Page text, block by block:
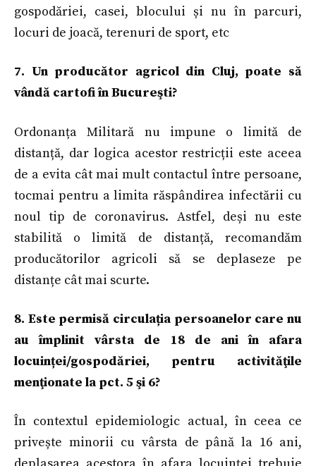
gospodăriei, casei, blocului și nu în parcuri,
locuri de joacă, terenuri de sport, etc
7. Un producător agricol din Cluj, poate să
vândă cartofi în Bucureşti?
Ordonanța Militară nu impune o limită de
distanță, dar logica acestor restricții este aceea
de a evita cât mai mult contactul între persoane,
tocmai pentru a limita răspândirea infectării cu
noul tip de coronavirus. Astfel, deși nu este
stabilită o limită de distanță, recomandăm
producătorilor agricoli să se deplaseze pe
distanțe cât mai scurte.
8. Este permisă circulația persoanelor care nu
au împlinit vârsta de 18 de ani în afara
locuinței/gospodăriei, pentru activităţile
menţionate la pct. 5 şi 6?
În contextul epidemiologic actual, în ceea ce
privește minorii cu vârsta de până la 16 ani,